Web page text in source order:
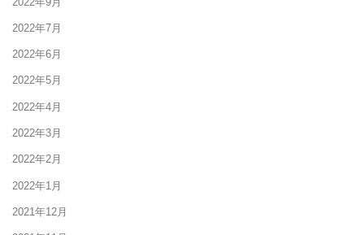
2022年7月
2022年6月
2022年5月
2022年4月
2022年3月
2022年2月
2022年1月
2021年12月